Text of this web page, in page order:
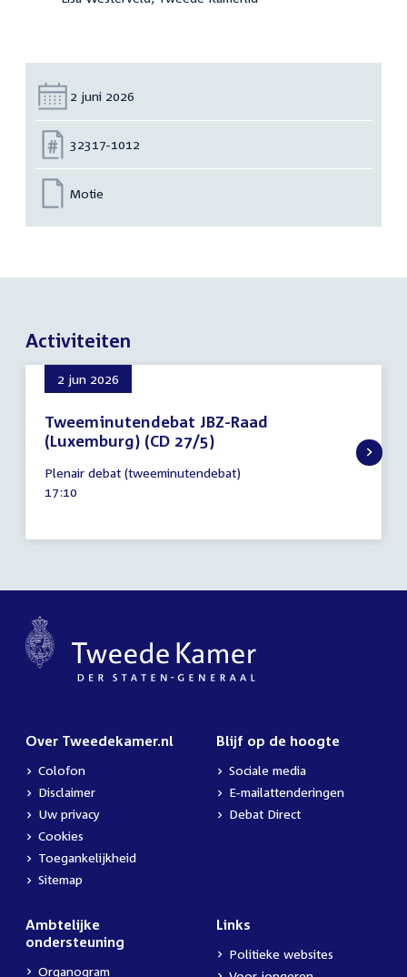
Datum:
2 juni 2026
Nummer:
32317-1012
Motie
Activiteiten
2 jun 2026
Tweeminutendebat JBZ-Raad
(Luxemburg) (CD 27/5)
juni
2026
Plenair debat (tweeminutendebat)
Tijd
17:10
Over Tweedekamer.nl
Colofon
Disclaimer
Uw privacy
Cookies
Toegankelijkheid
Sitemap
Blijf op de hoogte
Sociale media
E-mailattenderingen
Debat Direct
Ambtelijke
ondersteuning
Organogram
Links
Politieke websites